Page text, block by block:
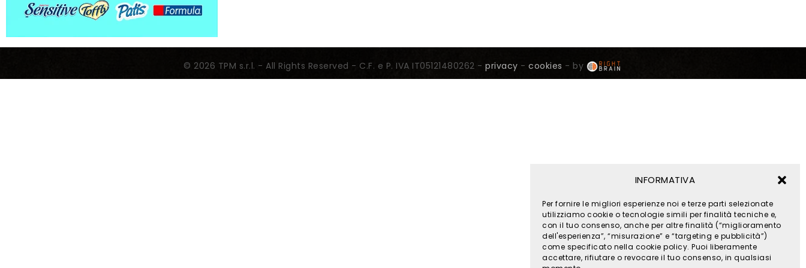
INFORMATIVA
Per fornire le migliori esperienze noi e terze parti selezionate
utilizziamo cookie o tecnologie simili per finalità tecniche e,
con il tuo consenso, anche per altre finalità (“miglioramento
dell'esperienza”, “misurazione” e “targeting e pubblicità”)
come specificato nella cookie policy. Puoi liberamente
accettare, rifiutare o revocare il tuo consenso, in qualsiasi
© 2026 TPM s.r.l. - All Rights Reserved - C.F. e P. IVA IT05121480262 -privacy -cookies - by